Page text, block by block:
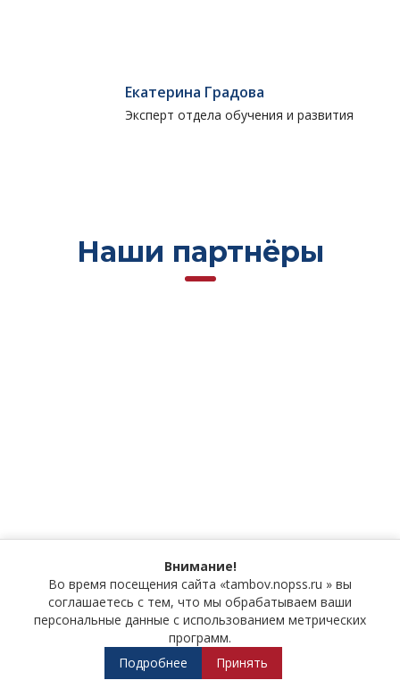
Екатерина Градова
Эксперт отдела обучения и развития
Наши партнёры
Внимание!
Во время посещения сайта «tambov.nopss.ru » вы
соглашаетесь с тем, что мы обрабатываем ваши
персональные данные с использованием метрических
программ.
Подробнее
Принять